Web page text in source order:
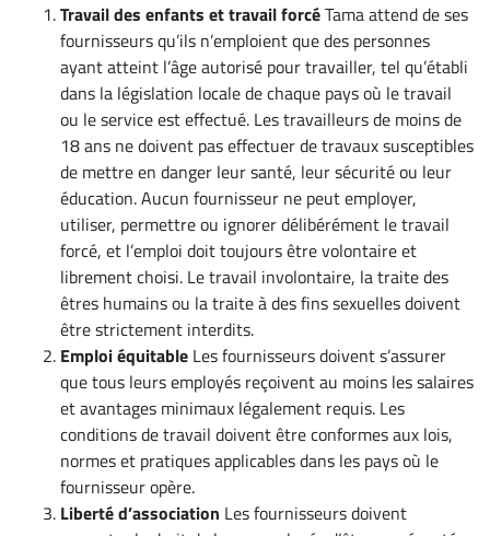
Travail des enfants et travail forcéTama attend de ses
fournisseurs qu’ils n’emploient que des personnes
ayant atteint l’âge autorisé pour travailler, tel qu’établi
dans la législation locale de chaque pays où le travail
ou le service est effectué. Les travailleurs de moins de
18 ans ne doivent pas effectuer de travaux susceptibles
de mettre en danger leur santé, leur sécurité ou leur
éducation. Aucun fournisseur ne peut employer,
utiliser, permettre ou ignorer délibérément le travail
forcé, et l’emploi doit toujours être volontaire et
librement choisi. Le travail involontaire, la traite des
êtres humains ou la traite à des fins sexuelles doivent
être strictement interdits.
Emploi équitable Les fournisseurs doivent s’assurer
que tous leurs employés reçoivent au moins les salaires
et avantages minimaux légalement requis. Les
conditions de travail doivent être conformes aux lois,
normes et pratiques applicables dans les pays où le
fournisseur opère.
Liberté d’association Les fournisseurs doivent